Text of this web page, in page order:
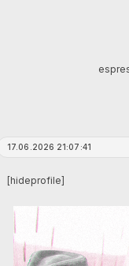
17.06.2026 21:07:41
[hideprofile]